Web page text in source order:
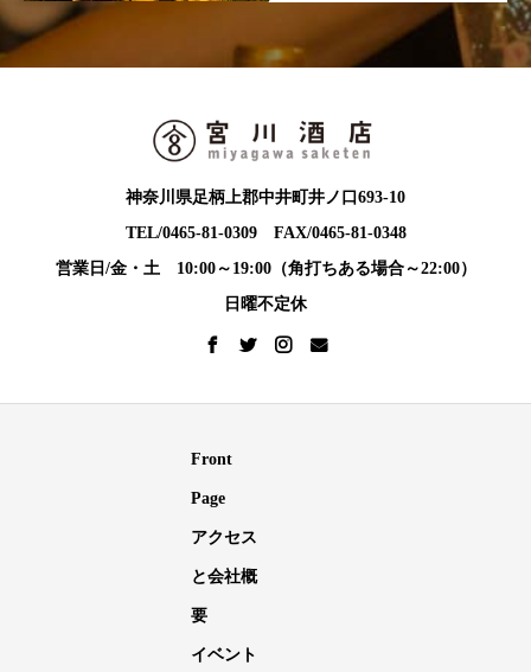
神奈川県足柄上郡中井町井ノ口693-10
TEL/0465-81-0309 FAX/0465-81-0348
営業日/金・土 10:00～19:00（角打ちある場合～22:00）
日曜不定休
Front
Page
アクセス
と会社概
要
イベント